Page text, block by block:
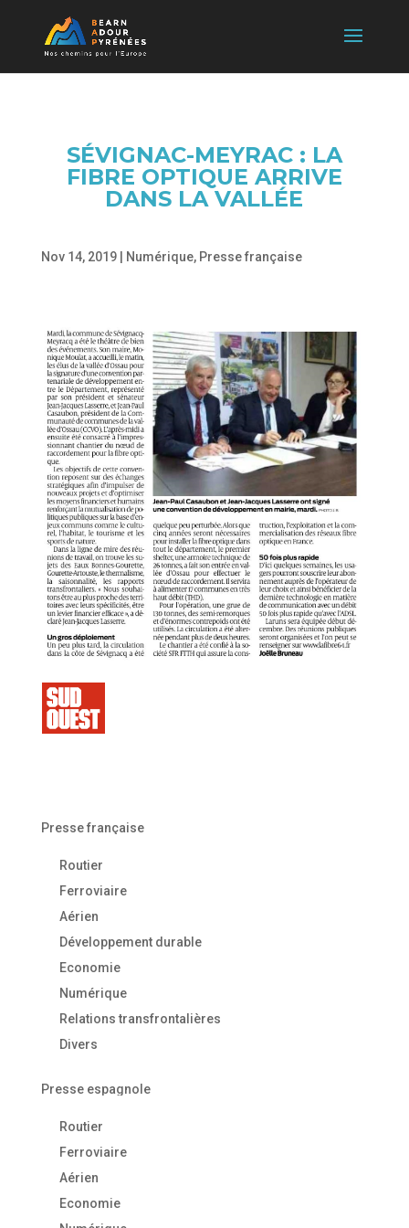
SÉVIGNAC-MEYRAC : LA
FIBRE OPTIQUE ARRIVE
DANS LA VALLÉE
Nov 14, 2019| Numérique, Presse française
Presse française
Routier
Ferroviaire
Aérien
Développement durable
Economie
Numérique
Relations transfrontalières
Divers
Presse espagnole
Routier
Ferroviaire
Aérien
Economie